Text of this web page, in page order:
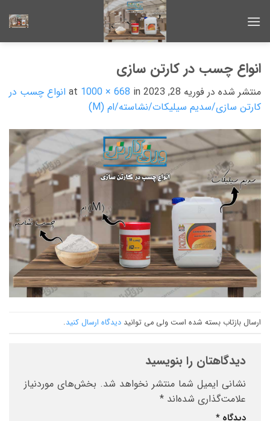
انواع چسب در کارتن سازی
منتشر شده در فوریه 28, 2023 1000 × 668 in
انواع چسب در
کارتن سازی/سدیم سیلیکات/نشاسته/ام (M)
ارسال بازتاب بسته شده است ولی می توانید دیدگاه ارسال کنید.
دیدگاهتان را بنویسید
نشانی ایمیل شما منتشر نخواهد شد. بخش‌های موردنیاز
علامت‌گذاری شده‌اند *